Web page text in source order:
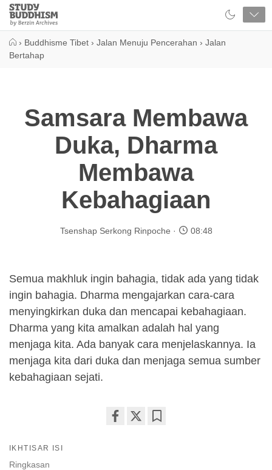
Close
Study
Buddhism
› Buddhisme Tibet › Jalan Menuju Pencerahan › Jalan
Bertahap
Samsara Membawa
Duka, Dharma
Membawa
Kebahagiaan
Tsenshap Serkong Rinpoche 08:48
Semua makhluk ingin bahagia, tidak ada yang tidak
ingin bahagia. Dharma mengajarkan cara-cara
menyingkirkan duka dan mencapai kebahagiaan.
Dharma yang kita amalkan adalah hal yang
menjaga kita. Ada banyak cara menjelaskannya. Ia
menjaga kita dari duka dan menjaga semua sumber
kebahagiaan sejati.
IKHTISAR ISI
Ringkasan